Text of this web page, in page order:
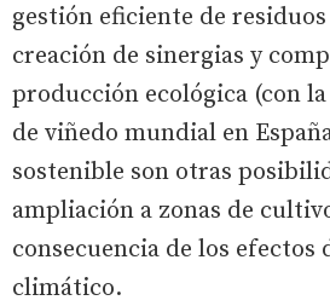
gestión eficiente de
creación de sinergias y
producción ecológica (con
de viñedo mundial en
sostenible son otras
ampliación a zonas de
consecuencia de los efectos
climático.